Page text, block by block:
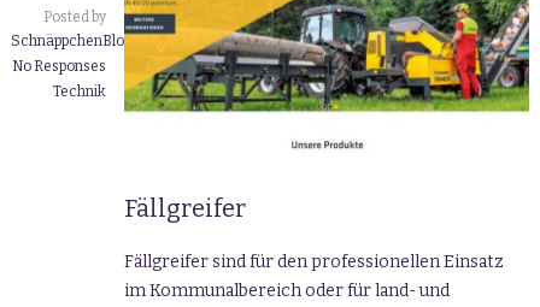
Posted by
SchnäppchenBlogger
No Responses
Technik
Fällgreifer
Fällgreifer sind für den professionellen Einsatz
im Kommunalbereich oder für land- und